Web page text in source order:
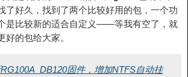
了好久，找到了两个比较好用的包，一个功
是比较新的适合自定义——等我有空了，就
好的包给大家。
固件，增加NTFS自动挂